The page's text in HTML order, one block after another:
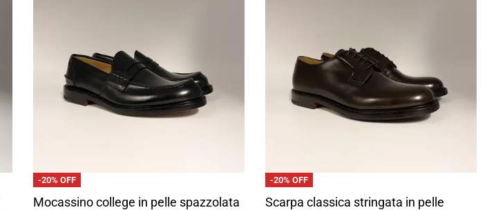
-20% OFF
Mocassino college in pelle spazzolata
-20% OFF
Scarpa classica stringata in pelle